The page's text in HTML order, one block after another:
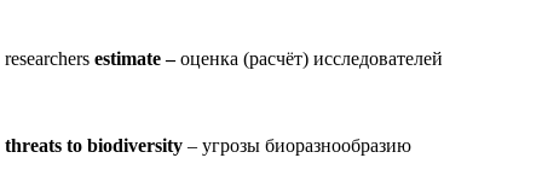
researchersestimate –оценка (расчёт) исследователей
threats to biodiversity – угрозы биоразнообразию